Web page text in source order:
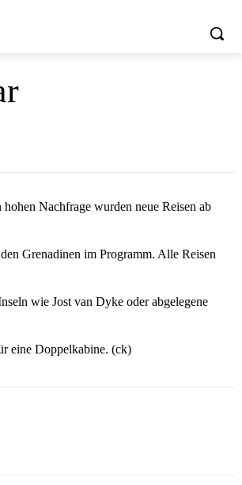
Nachfrage wurden neue Reisen ab
Grenadinen im Programm. Alle Reisen
wie Jost van Dyke oder abgelegene
eine Doppelkabine. (ck)